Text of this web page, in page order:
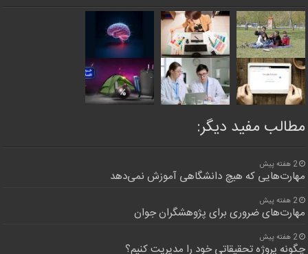
مطالب مفید دیگر:
2 هفته پیش
مهارت‌هایی که هیچ دانشگاهی آموزش نمی‌دهد
2 هفته پیش
مهارت‌های ضروری برای پژوهشگران جوان
2 هفته پیش
چگونه پروژه تحقیقاتی خود را مدیریت کنیم؟